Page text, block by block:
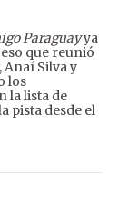
Paraguayya
que reunió
Anaí Silva y
los
la lista de
pista desde el